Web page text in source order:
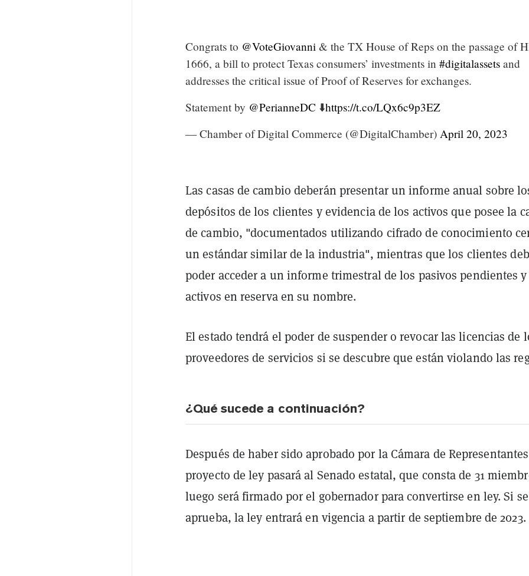
Congrats to @VoteGiovanni & the TX House of Reps on the passage of
1666, a bill to protect Texas consumers’ investments in #digitalassets and
addresses the critical issue of Proof of Reserves for exchanges.
Statement by @PerianneDC ⬇️https://t.co/LQx6c9p3EZ
— Chamber of Digital Commerce (@DigitalChamber) April 20, 2023
Las casas de cambio deberán presentar un informe anual sobre
depósitos de los clientes y evidencia de los activos que posee la
de cambio, "documentados utilizando cifrado de conocimiento
un estándar similar de la industria", mientras que los clientes
poder acceder a un informe trimestral de los pasivos pendientes
activos en reserva en su nombre.
El estado tendrá el poder de suspender o revocar las licencias de
proveedores de servicios si se descubre que están violando las
¿Qué sucede a continuación?
Después de haber sido aprobado por la Cámara de
proyecto de ley pasará al Senado estatal, que consta de 31
luego será firmado por el gobernador para convertirse en ley. Si se
aprueba, la ley entrará en vigencia a partir de septiembre de 2023.